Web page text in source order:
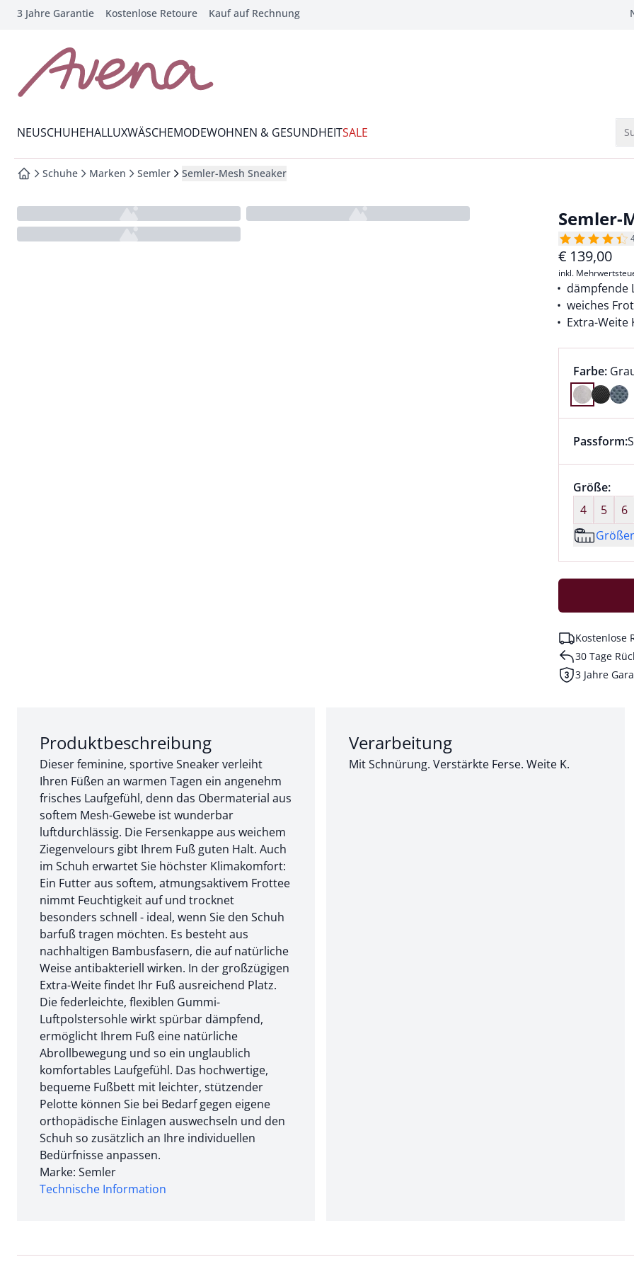
springen
springen
springen
springen
3 Jahre Garantie Kostenlose Retoure Kauf auf Rechnung
zur Startseite
Wechsel in das Menü mit Pfeil-Runter Taste
NEUSCHUHEHALLUXWÄSCHEMODEWOHNEN & GESUNDHEITSALE
zur Startseite
Schuhe Marken Semler Semler-Mesh Sneaker
Semler-
€ 139,00
inkl.
dämpfende
weiches
Extra-Weite
Farbe:
Farbe Grau
Dieser
Passform:
Größe:
4
5 6
Kostenlose
30 Tage
3 Jahre
Abschnitt 1 von 3:
Produktbeschreibung
Dieser feminine, sportive Sneaker verleiht
Ihren Füßen an warmen Tagen ein angenehm
frisches Laufgefühl, denn das Obermaterial aus
softem Mesh-Gewebe ist wunderbar
luftdurchlässig. Die Fersenkappe aus weichem
Ziegenvelours gibt Ihrem Fuß guten Halt. Auch
im Schuh erwartet Sie höchster Klimakomfort:
Ein Futter aus softem, atmungsaktivem Frottee
nimmt Feuchtigkeit auf und trocknet
besonders schnell - ideal, wenn Sie den Schuh
barfuß tragen möchten. Es besteht aus
nachhaltigen Bambusfasern, die auf natürliche
Weise antibakteriell wirken. In der großzügigen
Extra-Weite findet Ihr Fuß ausreichend Platz.
Die federleichte, flexiblen Gummi-
Luftpolstersohle wirkt spürbar dämpfend,
ermöglicht Ihrem Fuß eine natürliche
Abrollbewegung und so ein unglaublich
komfortables Laufgefühl. Das hochwertige,
bequeme Fußbett mit leichter, stützender
Pelotte können Sie bei Bedarf gegen eigene
orthopädische Einlagen auswechseln und den
Schuh so zusätzlich an Ihre individuellen
Bedürfnisse anpassen.
Marke: Semler
Technische Information
Abschnitt 2 von 3:
Verarbeitung
Mit Schnürung. Verstärkte Ferse. Weite K.